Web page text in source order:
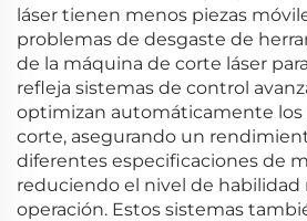
láser tienen menos piezas
problemas de desgaste de
de la máquina de corte láser
refleja sistemas de control
optimizan automáticamente los
corte, asegurando un
diferentes especificaciones de
reduciendo el nivel de habilidad
operación. Estos sistemas